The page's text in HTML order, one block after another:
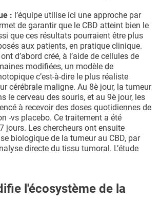
: l’équipe utilise ici une approche par
de garantir que le CBD atteint bien le
que ces résultats pourraient être plus
aux patients, en pratique clinique.
d’abord créé, à l’aide de cellules de
modifiées, un modèle de
c’est-à-dire le plus réaliste
cérébrale maligne. Au 8è jour, la tumeur
le cerveau des souris, et au 9è jour, les
à recevoir des doses quotidiennes de
-vs placebo. Ce traitement a été
jours. Les chercheurs ont ensuite
biologique de la tumeur au CBD, par
directe du tissu tumoral. L’étude
l'écosystème de la